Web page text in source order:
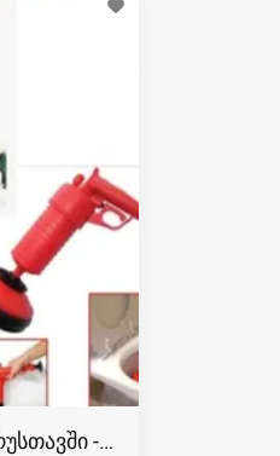
- 591004680